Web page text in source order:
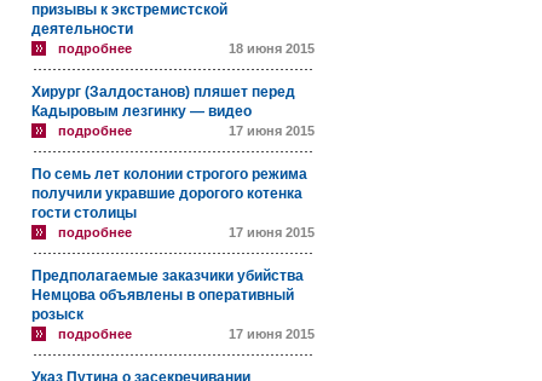
призывы к экстремистской
деятельности
подробнее 18 июня 2015
Хирург (Залдостанов) пляшет перед
Кадыровым лезгинку — видео
подробнее 17 июня 2015
По семь лет колонии строгого режима
получили укравшие дорогого котенка
гости столицы
подробнее 17 июня 2015
Предполагаемые заказчики убийства
Немцова объявлены в оперативный
розыск
подробнее 17 июня 2015
Указ Путина о засекречивании